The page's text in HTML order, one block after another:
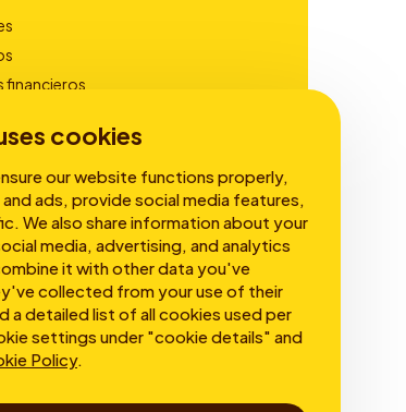
cookies
our website functions properly,
ads, provide social media features,
We also share information about your
media, advertising, and analytics
it with other data you've
collected from your use of their
a detailed list of all cookies used per
settings under "cookie details" and
Policy.
financieros